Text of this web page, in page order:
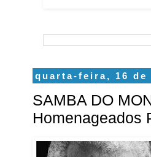
quarta-feira, 16 de
SAMBA DO
Homenageados